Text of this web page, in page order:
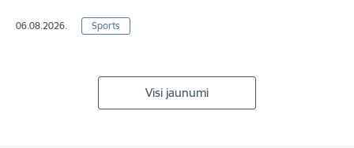
06.08.2026. Sports
Visi jaunumi